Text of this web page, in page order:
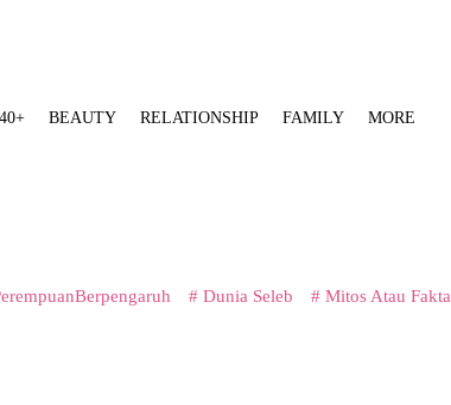
40+ BEAUTY RELATIONSHIP FAMILY MORE
# Dunia Seleb # Mitos Atau Fakta